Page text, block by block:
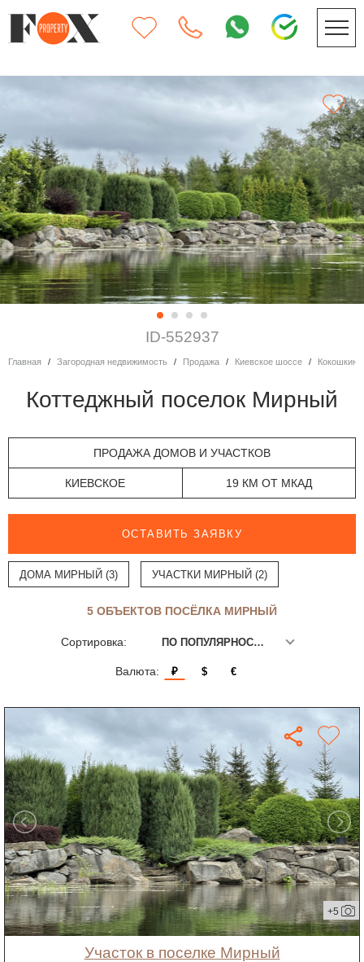
ID-552937
Главная Загородная недвижимость Продажа Киевское шоссе
Коттеджный поселок Мирный
ПРОДАЖА ДОМОВ И УЧАСТКОВ
КИЕВСКОЕ 19 КМ ОТ МКАД
ОСТАВИТЬ ЗАЯВКУ
ДОМА МИРНЫЙ (3) УЧАСТКИ МИРНЫЙ (2)
5 ОБЪЕКТОВ ПОСЁЛКА МИРНЫЙ
Сортировка: ПО ПОПУЛЯРНОСТИ
Валюта: ₽ $ €
+5
участок в поселке Мирный